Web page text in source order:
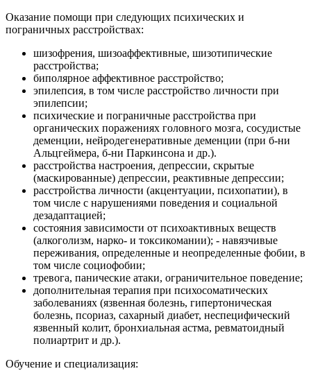
Оказание помощи при следующих психических и
пограничных расстройствах:
шизофрения, шизоаффективные, шизотипические
расстройства;
биполярное аффективное расстройство;
эпилепсия, в том числе расстройство личности при
эпилепсии;
психические и пограничные расстройства при
органических поражениях головного мозга, сосудистые
деменции, нейродегенеративные деменции (при б-ни
Альцгеймера, б-ни Паркинсона и др.).
расстройства настроения, депрессии, скрытые
(маскированные) депрессии, реактивные депрессии;
расстройства личности (акцентуации, психопатии), в
том числе с нарушениями поведения и социальной
дезадаптацией;
состояния зависимости от психоактивных веществ
(алкоголизм, нарко- и токсикомании); - навязчивые
переживания, определенные и неопределенные фобии, в
том числе социофобии;
тревога, панические атаки, ограничительное поведение;
дополнительная терапия при психосоматических
заболеваниях (язвенная болезнь, гипертоническая
болезнь, псориаз, сахарный диабет, неспецифический
язвенный колит, бронхиальная астма, ревматоидный
полиартрит и др.).
Обучение и специализация: